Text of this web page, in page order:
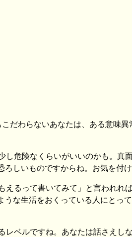
だわらないあなたは、ある意味異
し危険なくらいがいいのかも。真
しいものですからね。お気を付け
るって書いてみて」と言われれ
な生活をおくっている人にとっ
レベルですね。あなたは話さえし